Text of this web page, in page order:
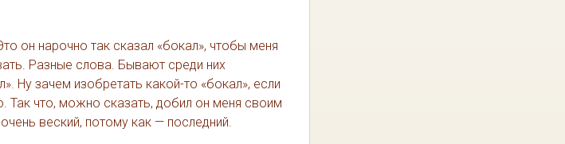
он нарочно так сказал «бокал», чтобы меня
Разные слова. Бывают среди них
Ну зачем изобретать какой-то «бокал», если
Так что, можно сказать, добил он меня своим
веский, потому как — последний.